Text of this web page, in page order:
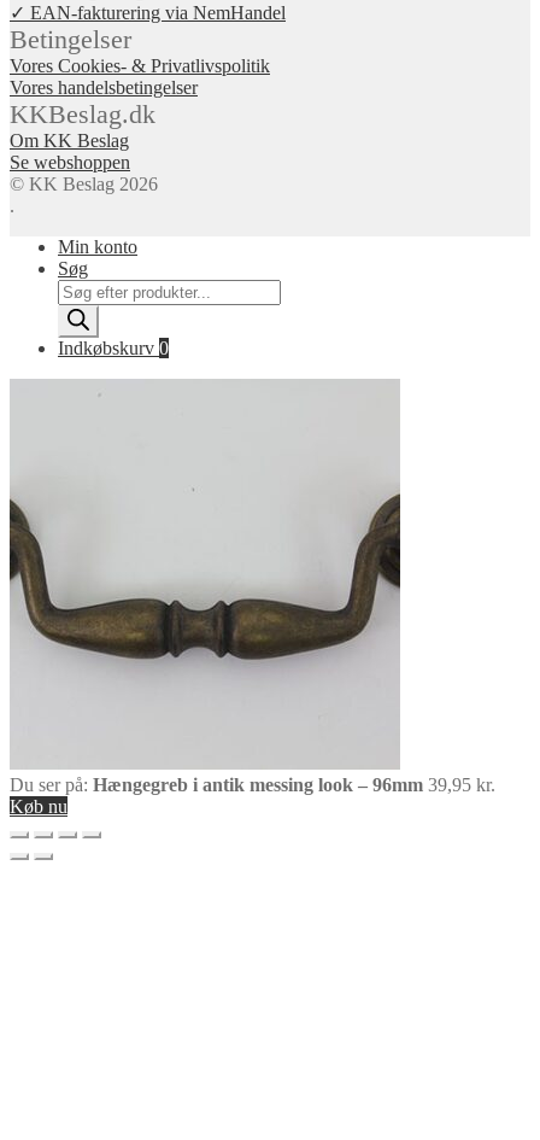
✓ EAN-fakturering via NemHandel
Betingelser
Vores Cookies- & Privatlivspolitik
Vores handelsbetingelser
KKBeslag.dk
Om KK Beslag
Se webshoppen
© KK Beslag 2026
.
Min konto
Søg
Products
search
Indkøbskurv 0
Du ser på: Hængegreb i antik messing look – 96mm 39,95 kr.
Køb nu